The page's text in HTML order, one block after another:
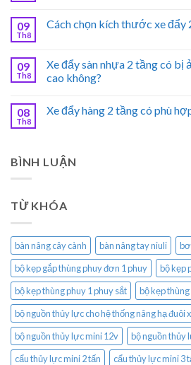
09
Th8
Cách chọn kích thước xe đẩy
09
Th8
Xe đẩy sàn nhựa 2 tầng có
cao không?
08
Th8
Xe đẩy hàng 2 tầng có phù
BÌNH LUẬN
TỪ KHÓA
bàn nâng cây cành bàn nâng tay niuli
bộ kẹp gắp thùng phuy đơn 1 phuy
bộ kẹp
bộ kẹp thùng phuy 1 phuy sắt
bộ kẹp
bộ nguồn thủy lực cho hệ thống nâng hạ đuôi
bộ nguồn thủy lực mini 12v
bộ nguồn thủy
cẩu thủy lực mini 2 tấn
cẩu thủy lực mini 3